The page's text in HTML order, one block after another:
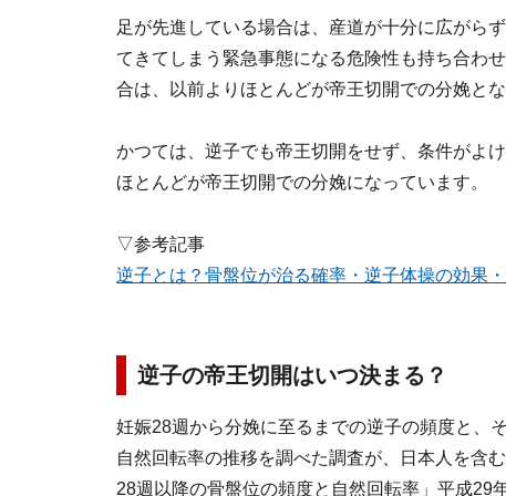
足が先進している場合は、産道が十分に広がら
てきてしまう緊急事態になる危険性も持ち合わ
合は、以前よりほとんどが帝王切開での分娩とな
かつては、逆子でも帝王切開をせず、条件がよ
ほとんどが帝王切開での分娩になっています。
▽参考記事
逆子とは？骨盤位が治る確率・逆子体操の効果
逆子の帝王切開はいつ決まる？
妊娠28週から分娩に至るまでの逆子の頻度と、
自然回転率の推移を調べた調査が、日本人を含
28週以降の骨盤位の頻度と自然回転率」平成29